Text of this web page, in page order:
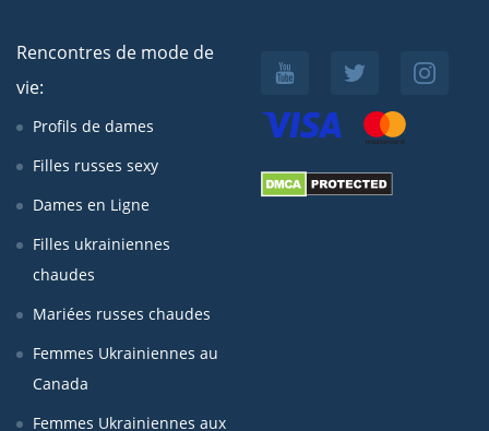
Rencontres de mode de
vie:
Profils de dames
Filles russes sexy
Dames en Ligne
Filles ukrainiennes
chaudes
Mariées russes chaudes
Femmes Ukrainiennes au
Canada
Femmes Ukrainiennes aux